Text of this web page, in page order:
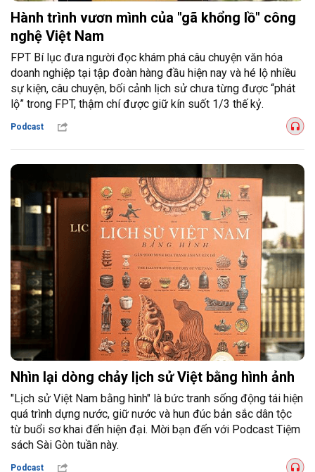
Hành trình vươn mình của "gã khổng lồ" công
nghệ Việt Nam
FPT Bí lục đưa người đọc khám phá câu chuyện văn hóa
doanh nghiệp tại tập đoàn hàng đầu hiện nay và hé lộ nhiều
sự kiện, câu chuyện, bối cảnh lịch sử chưa từng được “phát
lộ” trong FPT, thậm chí được giữ kín suốt 1/3 thế kỷ.
Podcast
Nhìn lại dòng chảy lịch sử Việt bằng hình ảnh
"Lịch sử Việt Nam bằng hình" là bức tranh sống động tái hiện
quá trình dựng nước, giữ nước và hun đúc bản sắc dân tộc
từ buổi sơ khai đến hiện đại. Mời bạn đến với Podcast Tiệm
sách Sài Gòn tuần này.
Podcast